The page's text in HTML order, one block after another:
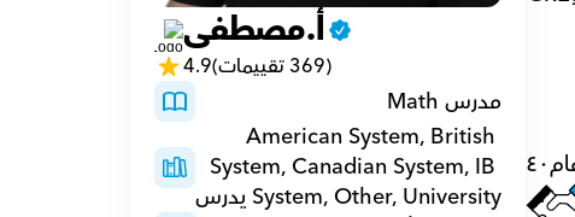
أ.مصطفى
4.9 (369 تقييمات)
مدرس Math
American System, British
System, Canadian System, IB
System, Other, University يدرس
٤٠